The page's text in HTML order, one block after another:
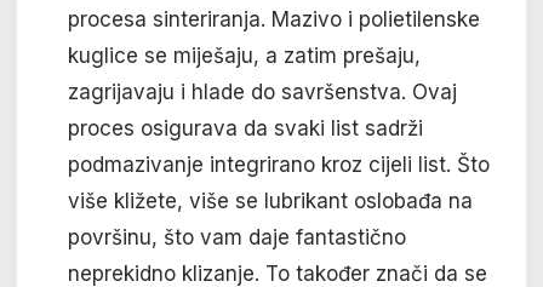
procesa sinteriranja. Mazivo i polietilenske
kuglice se miješaju, a zatim prešaju,
zagrijavaju i hlade do savršenstva. Ovaj
proces osigurava da svaki list sadrži
podmazivanje integrirano kroz cijeli list. Što
više kližete, više se lubrikant oslobađa na
površinu, što vam daje fantastično
neprekidno klizanje. To također znači da se